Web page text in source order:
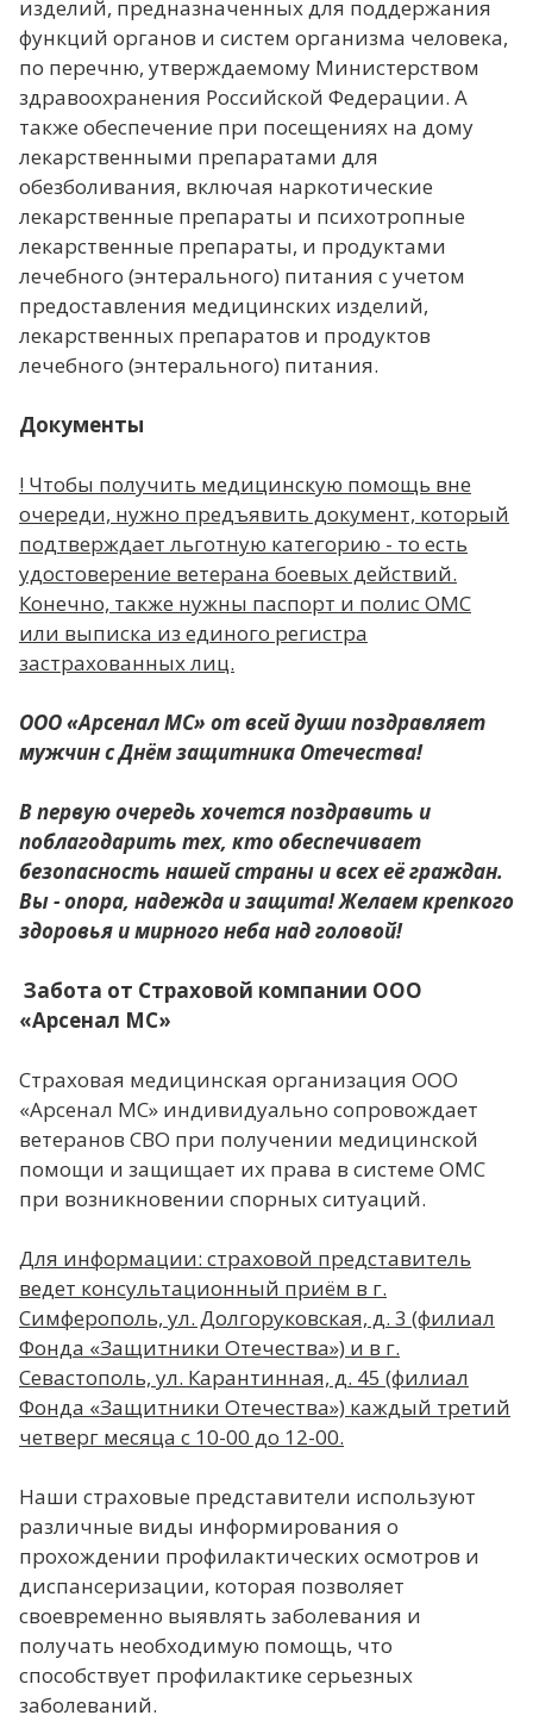
изделий, предназначенных для поддержания
функций органов и систем организма человека,
по перечню, утверждаемому Министерством
здравоохранения Российской Федерации. А
также обеспечение при посещениях на дому
лекарственными препаратами для
обезболивания, включая наркотические
лекарственные препараты и психотропные
лекарственные препараты, и продуктами
лечебного (энтерального) питания с учетом
предоставления медицинских изделий,
лекарственных препаратов и продуктов
лечебного (энтерального) питания.
Документы
! Чтобы получить медицинскую помощь вне
очереди, нужно предъявить документ, который
подтверждает льготную категорию - то есть
удостоверение ветерана боевых действий.
Конечно, также нужны паспорт и полис ОМС
или выписка из единого регистра
застрахованных лиц.
ООО «Арсенал МС» от всей души поздравляет
мужчин с Днём защитника Отечества!
В первую очередь хочется поздравить и
поблагодарить тех, кто обеспечивает
безопасность нашей страны и всех её граждан.
Вы - опора, надежда и защита! Желаем крепкого
здоровья и мирного неба над головой!
Забота от Страховой компании ООО
«Арсенал МС»
Страховая медицинская организация ООО
«Арсенал МС» индивидуально сопровождает
ветеранов СВО при получении медицинской
помощи и защищает их права в системе ОМС
при возникновении спорных ситуаций.
Для информации: страховой представитель
ведет консультационный приём в г.
Симферополь, ул. Долгоруковская, д. 3 (филиал
Фонда «Защитники Отечества») и в г.
Севастополь, ул. Карантинная, д. 45 (филиал
Фонда «Защитники Отечества») каждый третий
четверг месяца с 10-00 до 12-00.
Наши страховые представители используют
различные виды информирования о
прохождении профилактических осмотров и
диспансеризации, которая позволяет
своевременно выявлять заболевания и
получать необходимую помощь, что
способствует профилактике серьезных
заболеваний.